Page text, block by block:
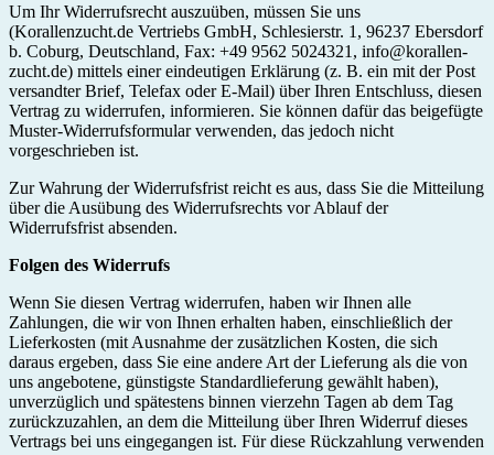
Um Ihr Widerrufsrecht auszuüben, müssen Sie uns
(Korallenzucht.de Vertriebs GmbH, Schlesierstr. 1, 96237 Ebersdorf
b. Coburg, Deutschland, Fax: +49 9562 5024321, info@korallen-
zucht.de) mittels einer eindeutigen Erklärung (z. B. ein mit der Post
versandter Brief, Telefax oder E-Mail) über Ihren Entschluss, diesen
Vertrag zu widerrufen, informieren. Sie können dafür das beigefügte
Muster-Widerrufsformular verwenden, das jedoch nicht
vorgeschrieben ist.
Zur Wahrung der Widerrufsfrist reicht es aus, dass Sie die Mitteilung
über die Ausübung des Widerrufsrechts vor Ablauf der
Widerrufsfrist absenden.
Folgen des Widerrufs
Wenn Sie diesen Vertrag widerrufen, haben wir Ihnen alle
Zahlungen, die wir von Ihnen erhalten haben, einschließlich der
Lieferkosten (mit Ausnahme der zusätzlichen Kosten, die sich
daraus ergeben, dass Sie eine andere Art der Lieferung als die von
uns angebotene, günstigste Standardlieferung gewählt haben),
unverzüglich und spätestens binnen vierzehn Tagen ab dem Tag
zurückzuzahlen, an dem die Mitteilung über Ihren Widerruf dieses
Vertrags bei uns eingegangen ist. Für diese Rückzahlung verwenden